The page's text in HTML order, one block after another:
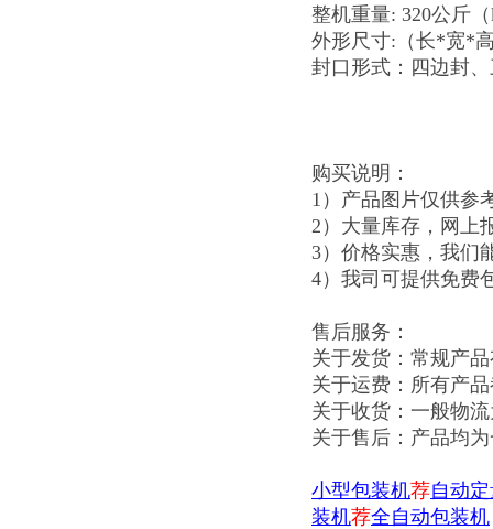
整机重量: 320公斤
外形尺寸:（长*宽*
封口形式：四边封
购买说明：
1）产品图片仅供参
2）大量库存，网上
3）价格实惠，我们
4）我司可提供免费
售后服务：
关于发货：常规产
关于运费：所有产
关于收货：一般物
关于售后：产品均
小型包装机荐自动
装机荐全自动包装机